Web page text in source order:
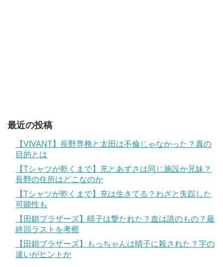
最近の投稿
【VIVANT】長野専務と太田は不倫じゃなかった？真の
目的とは
【Tシャツが乾くまで】充とあずさは同じ施設か兄妹？
長野の住所はどこなのか
【Tシャツが乾くまで】充は生きてる？わざと失踪した
可能性も
【田鎖ブラザーズ】晴子は撃たれた？血は誰のもの？最
終回ラストを考察
【田鎖ブラザーズ】もっちゃんは晴子に殺された？字の
違いがヒントか